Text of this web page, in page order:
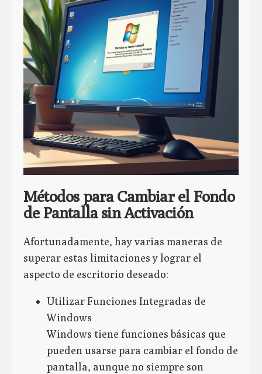
Métodos para Cambiar el Fondo
de Pantalla sin Activación
Afortunadamente, hay varias maneras de
superar estas limitaciones y lograr el
aspecto de escritorio deseado:
Utilizar Funciones Integradas de
Windows
Windows tiene funciones básicas que
pueden usarse para cambiar el fondo de
pantalla, aunque no siempre son